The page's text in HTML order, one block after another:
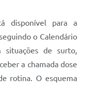
disponível para a
o Calendário
situações de surto,
a chamada dose
rotina. O esquema